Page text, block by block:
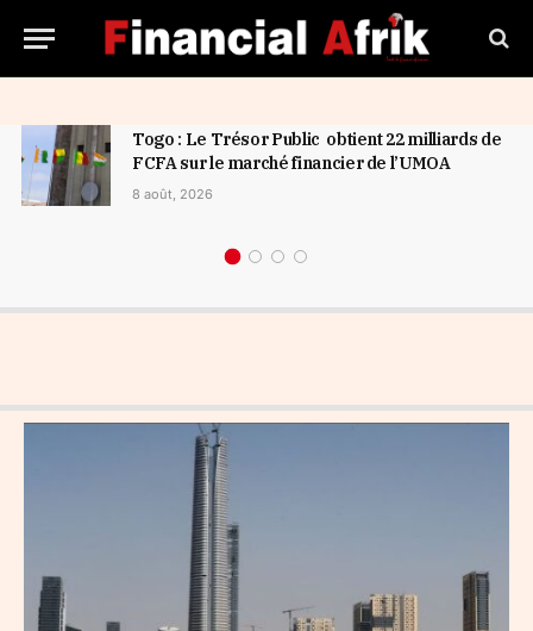
Togo : Le Trésor Public obtient 22 milliards de
FCFA sur le marché financier de l’UMOA
8 août, 2026